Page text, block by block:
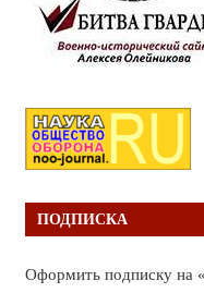
ПОДПИСКА
Оформить подписку на